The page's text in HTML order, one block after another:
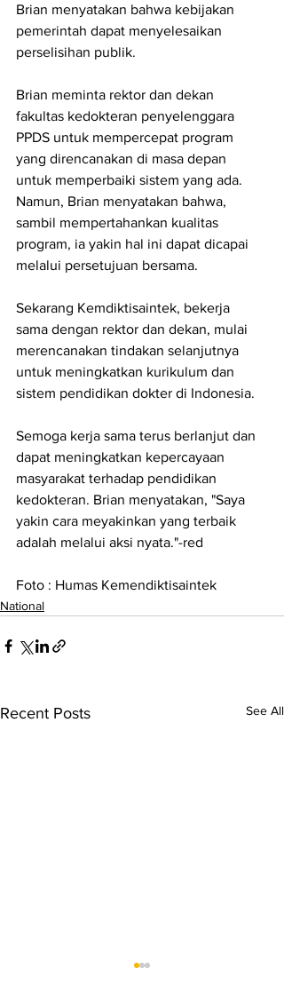
Brian menyatakan bahwa kebijakan
pemerintah dapat menyelesaikan
perselisihan publik.
Brian meminta rektor dan dekan
fakultas kedokteran penyelenggara
PPDS untuk mempercepat program
yang direncanakan di masa depan
untuk memperbaiki sistem yang ada.
Namun, Brian menyatakan bahwa,
sambil mempertahankan kualitas
program, ia yakin hal ini dapat dicapai
melalui persetujuan bersama.
Sekarang Kemdiktisaintek, bekerja
sama dengan rektor dan dekan, mulai
merencanakan tindakan selanjutnya
untuk meningkatkan kurikulum dan
sistem pendidikan dokter di Indonesia.
Semoga kerja sama terus berlanjut dan
dapat meningkatkan kepercayaan
masyarakat terhadap pendidikan
kedokteran. Brian menyatakan, "Saya
yakin cara meyakinkan yang terbaik
adalah melalui aksi nyata."-red
Foto : Humas Kemendiktisaintek
National
Recent Posts See All